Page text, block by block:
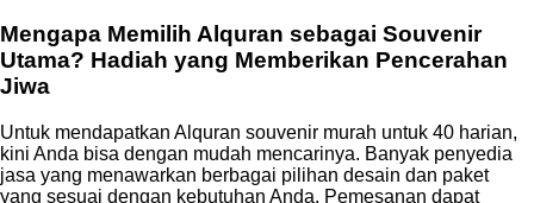
Mengapa Memilih Alquran sebagai Souvenir
Utama? Hadiah yang Memberikan Pencerahan
Jiwa
Untuk mendapatkan Alquran souvenir murah untuk 40 harian,
kini Anda bisa dengan mudah mencarinya. Banyak penyedia
jasa yang menawarkan berbagai pilihan desain dan paket
yang sesuai dengan kebutuhan Anda. Pemesanan dapat